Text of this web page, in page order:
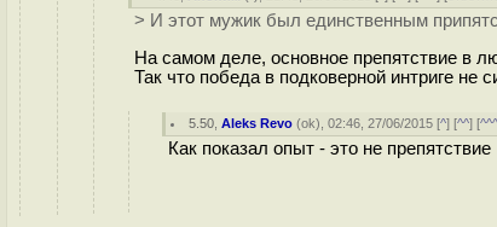
> И этот мужик был единственным
На самом деле, основное препятствие в
Так что победа в подковерной интриге не
5.50 ,Aleks Revo (ok), 02:46, 27/06/2015 [^] [^^] [
Как показал опыт - это не препятствие